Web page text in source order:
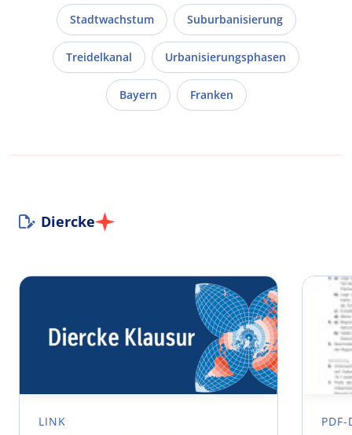
Stadtwachstum Suburbanisierung
Treidelkanal Urbanisierungsphasen
Bayern Franken
Diercke
LINK PDF-